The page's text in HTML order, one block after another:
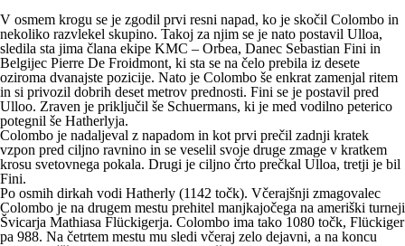
V osmem krogu se je zgodil prvi resni napad, ko je skočil Colombo in
nekoliko razvlekel skupino. Takoj za njim se je nato postavil Ulloa,
sledila sta jima člana ekipe KMC – Orbea, Danec Sebastian Fini in
Belgijec Pierre De Froidmont, ki sta se na čelo prebila iz desete
oziroma dvanajste pozicije. Nato je Colombo še enkrat zamenjal ritem
in si privozil dobrih deset metrov prednosti. Fini se je postavil pred
Ulloo. Zraven je priključil še Schuermans, ki je med vodilno peterico
potegnil še Hatherlyja.
Colombo je nadaljeval z napadom in kot prvi prečil zadnji kratek
vzpon pred ciljno ravnino in se veselil svoje druge zmage v kratkem
krosu svetovnega pokala. Drugi je ciljno črto prečkal Ulloa, tretji je bil
Fini.
Po osmih dirkah vodi Hatherly (1142 točk). Včerajšnji zmagovalec
Colombo je na drugem mestu prehitel manjkajočega na ameriški turneji
Švicarja Mathiasa Flückigerja. Colombo ima tako 1080 točk, Flückiger
pa 988. Na četrtem mestu mu sledi včeraj zelo dejavni, a na koncu